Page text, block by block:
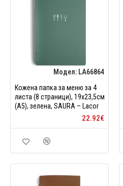
Модел: LA66864
Кожена папка за меню за 4
листа (8 страници), 19x23,5см
(A5), зелена, SAURA – Lacor
22.92€